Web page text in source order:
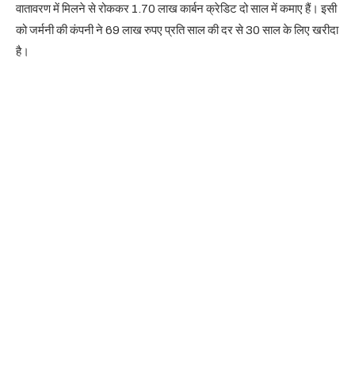
वातावरण में मिलने से रोककर 1.70 लाख कार्बन क्रेडिट दो साल में कमाए हैं। इसी
को जर्मनी की कंपनी ने 69 लाख रुपए प्रति साल की दर से 30 साल के लिए खरीदा
है।